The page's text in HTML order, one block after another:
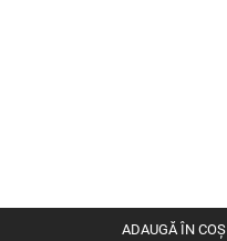
ADAUGĂ ÎN COȘ